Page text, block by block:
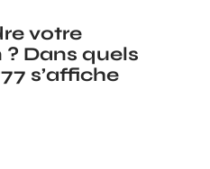
votre
Dans quels
s’affiche